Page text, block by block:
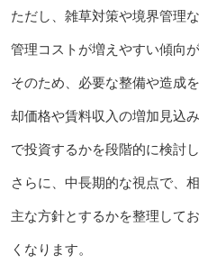
ただし、雑草対策や境界管理
管理コストが増えやすい傾向が
そのため、必要な整備や造成
却価格や賃料収入の増加見込
で投資するかを段階的に検討
さらに、中長期的な視点で、
主な方針とするかを整理して
くなります。